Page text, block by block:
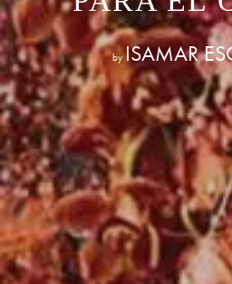
by ISAMAR